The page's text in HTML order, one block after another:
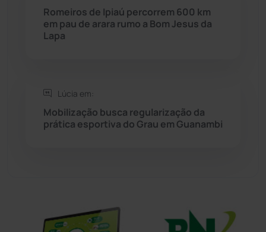
Sudoeste Baiano (1530)
Tecnologia
Romeiros de Ipiaú percorrem 600 km
em pau de arara rumo a Bom Jesus da
Lapa
Lúcia em:
Mobilização busca regularização da
prática esportiva do Grau em Guanambi